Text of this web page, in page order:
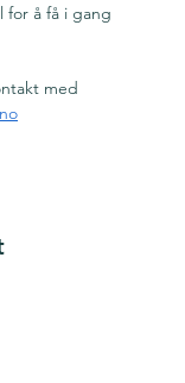
for å få i gang
med